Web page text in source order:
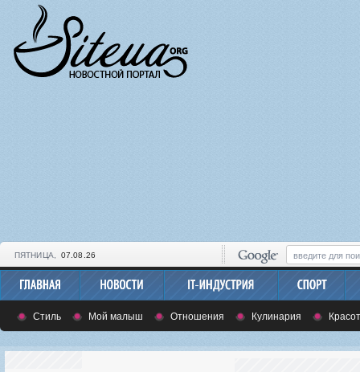
ПЯТНИЦА, 07.08.26
Стиль Мой малыш Отношения Кулинария